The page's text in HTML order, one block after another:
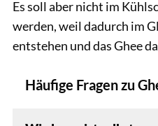
Es soll aber nicht im
werden, weil dadurch im
entstehen und das Ghee
Häufige Fragen zu